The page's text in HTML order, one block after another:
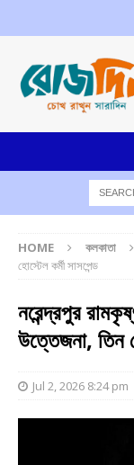
HOME কলকাতা
হোস্টেল কর্মী সাসপেন্ড
নরেন্দ্রপুর
উত্তেজনা, তিন
Jul 2, 2026 8:24 pm